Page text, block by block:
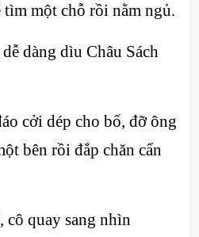
một chỗ rồi nằm ngủ.
dàng dìu Châu Sách
cởi dép cho bố, đỡ ông
bên rồi đắp chăn cẩn
quay sang nhìn